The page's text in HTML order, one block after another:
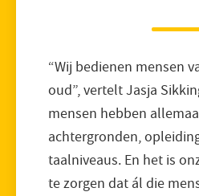
“Wij bedienen mensen
oud”, vertelt Jasja
mensen hebben
achtergronden,
taalniveaus. En het is
te zorgen dat ál die